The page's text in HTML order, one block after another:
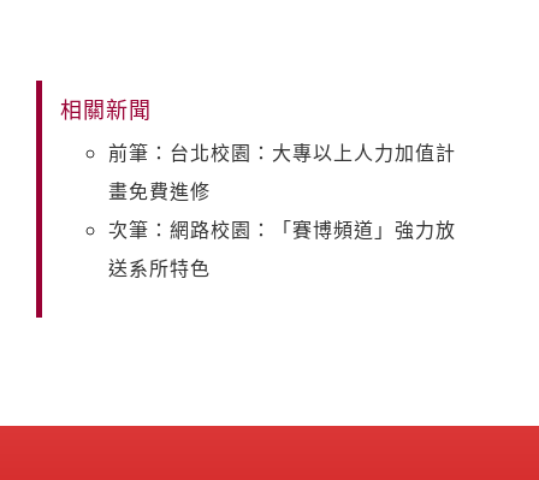
相關新聞
前筆：台北校園：大專以上人力加值計
畫免費進修
次筆：網路校園：「賽博頻道」強力放
送系所特色